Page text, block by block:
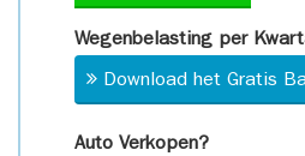
Wegenbelasting per
Download het Gratis
Auto Verkopen?